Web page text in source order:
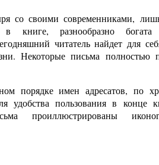
со своими современниками,
в книге, разнообразно богата
читатель найдет для
Некоторые письма полностью
порядке имен адресатов, по
удобства пользования в конце
проиллюстрированы